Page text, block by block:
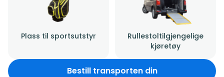
Plass til sportsutstyr
Rullestoltilgjengelige
kjøretøy
Bestill transporten din